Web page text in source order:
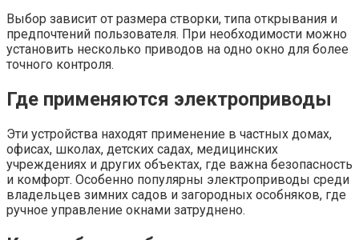
Выбор зависит от размера створки, типа открывания и
предпочтений пользователя. При необходимости можно
установить несколько приводов на одно окно для более
точного контроля.
Где применяются электроприводы
Эти устройства находят применение в частных домах,
офисах, школах, детских садах, медицинских
учреждениях и других объектах, где важна безопасность
и комфорт. Особенно популярны электроприводы среди
владельцев зимних садов и загородных особняков, где
ручное управление окнами затруднено.